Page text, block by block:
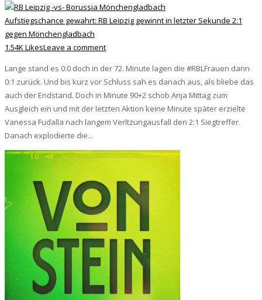
Aufstiegschance gewahrt: RB Leipzig gewinnt in letzter Sekunde 2:1
gegen Mönchengladbach
1.54K LikesLeave a comment
Lange stand es 0:0 doch in der 72. Minute lagen die #RBLFrauen dann
0:1 zurück. Und bis kurz vor Schluss sah es danach aus, als bliebe das
auch der Endstand. Doch in Minute 90+2 schob Anja Mittag zum
Ausgleich ein und mit der letzten Aktion keine Minute später erzielte
Vanessa Fudalla nach langem Verltzungausfall den 2:1 Siegtreffer.
Danach explodierte die...